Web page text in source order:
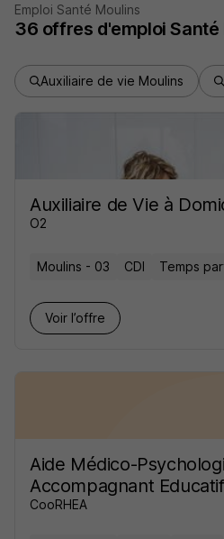
Emploi Santé Moulins
36 offres d'emploi Santé
Auxiliaire de vie Moulins
Auxiliaire de Vie à
O2
Moulins - 03 CDI Temps
Voir l’offre
Aide Médico-
Accompagnant
CooRHEA